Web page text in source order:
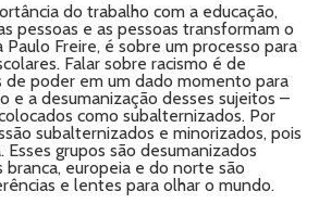
do trabalho com a educação,
pessoas e as pessoas transformam o
Paulo Freire, é sobre um processo para
Falar sobre racismo é de
de poder em um dado momento para
e a desumanização desses sujeitos –
como subalternizados. Por
subalternizados e minorizados, pois
Esses grupos são desumanizados
branca, europeia e do norte são
e lentes para olhar o mundo.